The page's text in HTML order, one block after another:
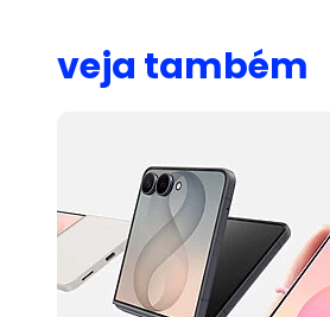
veja também